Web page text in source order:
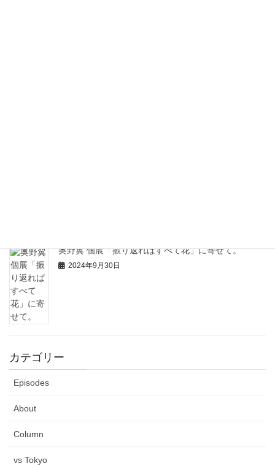
奥野翼 個展「振り返ればすべて花」に寄せて。
2024年9月30日
カテゴリー
Episodes
About
Column
vs Tokyo